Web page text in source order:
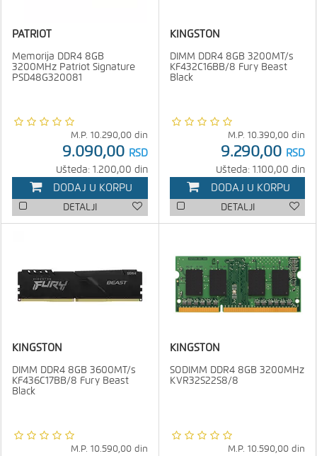
PATRIOT
Memorija DDR4 8GB
3200MHz Patriot Signature
PSD48G320081
M.P. 10.290,00 din
9.090,00 RSD
Ušteda: 1.200,00 din
DODAJ U KORPU
DETALJI
KINGSTON
DIMM DDR4 8GB 3200MT/s
KF432C16BB/8 Fury Beast
Black
M.P. 10.390,00 din
9.290,00 RSD
Ušteda: 1.100,00 din
DODAJ U KORPU
DETALJI
KINGSTON
DIMM DDR4 8GB 3600MT/s
KF436C17BB/8 Fury Beast
Black
M.P. 10.590,00 din
KINGSTON
SODIMM DDR4 8GB 3200MHz
KVR32S22S8/8
M.P. 10.590,00 din